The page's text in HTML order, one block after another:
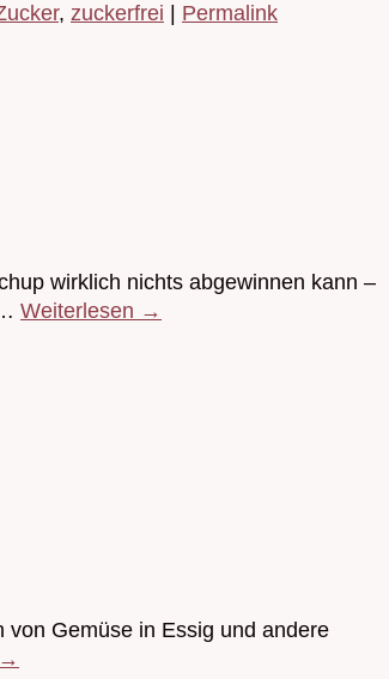
, zuckerfrei Permalink
wirklich nichts abgewinnen kann –
Weiterlesen →
von Gemüse in Essig und andere
→